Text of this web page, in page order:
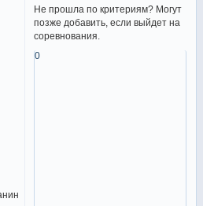
Не прошла по критериям? Могут
позже добавить, если выйдет на
соревнования.
0